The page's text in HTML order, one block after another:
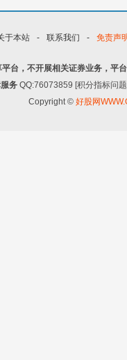
于本站 - 联系我们 - 免责声
台，不开展相关证券业务，平
务 QQ:76073859 [积分指标问
Copyright © 好股网